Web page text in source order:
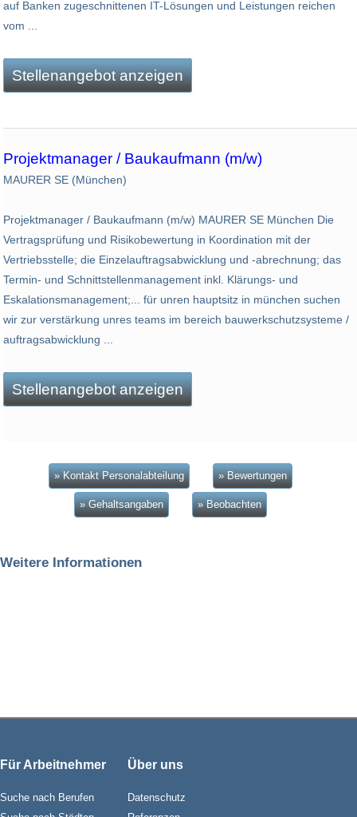
auf Banken zugeschnittenen IT-Lösungen und Leistungen reichen
vom ...
Stellenangebot anzeigen
Projektmanager / Baukaufmann (m/w)
MAURER SE (München)
Projektmanager / Baukaufmann (m/w) MAURER SE München Die
Vertragsprüfung und Risikobewertung in Koordination mit der
Vertriebsstelle; die Einzelauftragsabwicklung und -abrechnung; das
Termin- und Schnittstellenmanagement inkl. Klärungs- und
Eskalationsmanagement;... für unren haupt­sitz in münchen suchen
wir zur ver­stärkung unres teams im bereich bau­werk­schutz­systeme /
auf­trags­ab­wick­lung ...
Stellenangebot anzeigen
» Kontakt Personalabteilung » Bewertungen
» Gehaltsangaben » Beobachten
Weitere Informationen
Für Arbeitnehmer
Suche nach Berufen
Über uns
Datenschutz